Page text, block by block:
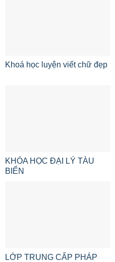
Khoá học luyện viết chữ đẹp
KHÓA HỌC ĐẠI LÝ TÀU
BIỂN
LỚP TRUNG CẤP PHÁP